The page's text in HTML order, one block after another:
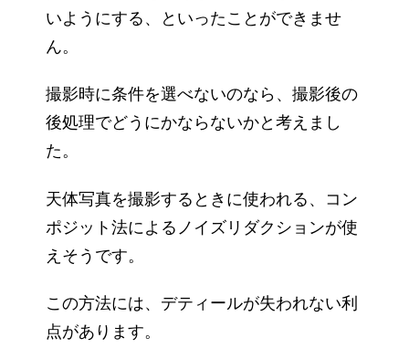
いようにする、といったことができませ
ん。
撮影時に条件を選べないのなら、撮影後の
後処理でどうにかならないかと考えまし
た。
天体写真を撮影するときに使われる、コン
ポジット法によるノイズリダクションが使
えそうです。
この方法には、デティールが失われない利
点があります。